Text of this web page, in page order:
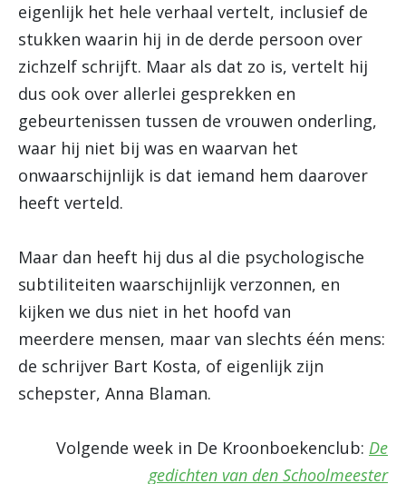
eigenlijk het hele verhaal vertelt, inclusief de
stukken waarin hij in de derde persoon over
zichzelf schrijft. Maar als dat zo is, vertelt hij
dus ook over allerlei gesprekken en
gebeurtenissen tussen de vrouwen onderling,
waar hij niet bij was en waarvan het
onwaarschijnlijk is dat iemand hem daarover
heeft verteld.
Maar dan heeft hij dus al die psychologische
subtiliteiten waarschijnlijk verzonnen, en
kijken we dus niet in het hoofd van
meerdere mensen, maar van slechts één mens:
de schrijver Bart Kosta, of eigenlijk zijn
schepster, Anna Blaman.
Volgende week in De Kroonboekenclub: De
gedichten van den Schoolmeester